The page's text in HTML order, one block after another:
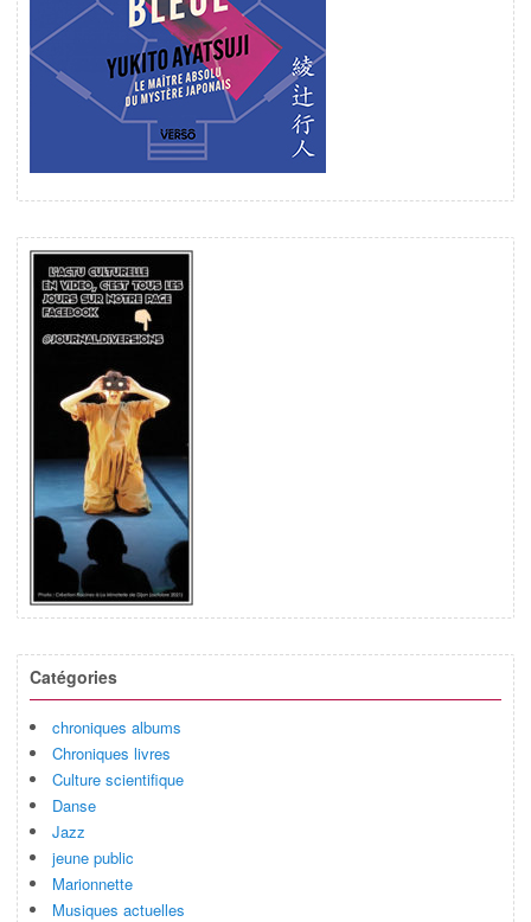
Catégories
chroniques albums
Chroniques livres
Culture scientifique
Danse
Jazz
jeune public
Marionnette
Musiques actuelles